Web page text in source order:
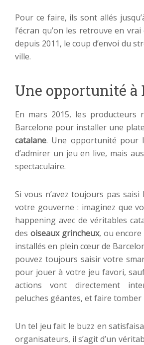
Pour ce faire, ils sont allés
l’écran qu’on les retrouve en
depuis 2011, le coup d’envoi du
ville.
Une opportunité à
En mars 2015, les producteurs
Barcelone pour installer une
catalane. Une opportunité pour
d’admirer un jeu en live, mais
spectaculaire.
Si vous n’avez toujours pas
votre gouverne : imaginez que
happening avec de véritables
des oiseaux grincheux, ou encore
installés en plein cœur de
pouvez toujours saisir votre
pour jouer à votre jeu favori,
actions vont directement
peluches géantes, et faire
Un tel jeu fait le buzz en
organisateurs, il s’agit d’un